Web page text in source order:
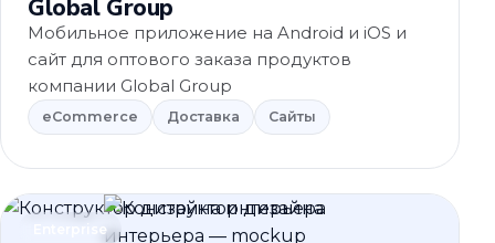
Global Group
Мобильное приложение на Android и iOS и
сайт для оптового заказа продуктов
компании Global Group
eCommerce Доставка Сайты
Enterprise